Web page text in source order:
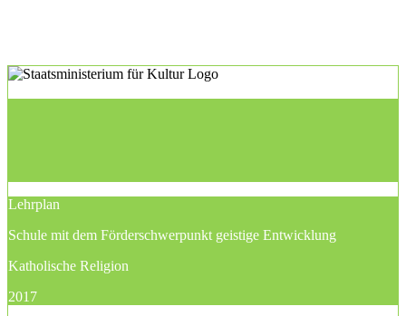
Lehrplan
Schule mit dem Förderschwerpunkt geistige Entwicklung
Katholische Religion
2017